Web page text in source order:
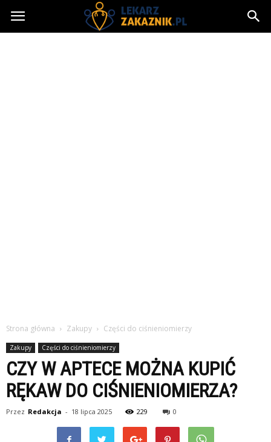
Lekarzzakaznik.pl
Strona główna Zakupy Części do ciśnieniomierzy
Zakupy Części do ciśnieniomierzy
CZY W APTECE MOŻNA KUPIĆ
RĘKAW DO CIŚNIENIOMIERZA?
Przez Redakcja - 18 lipca 2025 229 0